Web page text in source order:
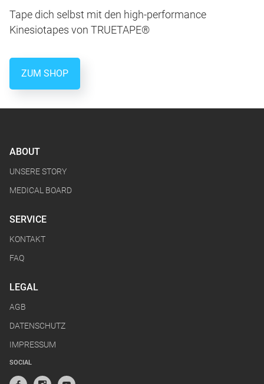
Tape dich selbst mit den high-performance
Kinesiotapes von TRUETAPE®
ZUM SHOP
ABOUT
UNSERE STORY
MEDICAL BOARD
SERVICE
KONTAKT
FAQ
LEGAL
AGB
DATENSCHUTZ
IMPRESSUM
SOCIAL